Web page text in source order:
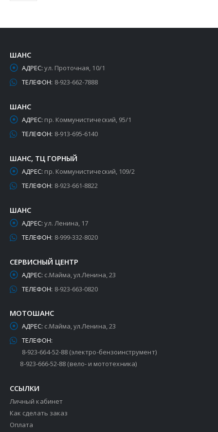
ШАНС
АДРЕС: ул. Проточная, 10/1
ТЕЛЕФОН: 8-923-662-7888
ШАНС
АДРЕС: пр. Коммунистический, 95/1
ТЕЛЕФОН: 8-913-695-6140
ШАНС, ТЦ ГОРНЫЙ
АДРЕС: пр. Коммунистический, 109/2
ТЕЛЕФОН: 8-923-661-8822
ШАНС
АДРЕС: ул. Ленина, 17
ТЕЛЕФОН: 8-999-332-8020
СЕРВИСНЫЙ ЦЕНТР
АДРЕС: с.Майма, ул.Ленина, 23
ТЕЛЕФОН: 8-923-663-0820
МОТОШАНС
АДРЕС: с.Майма, ул.Ленина, 23
ТЕЛЕФОН:
8-923-664-52-88 (электро-бензоинструмент)
8-923-666-52-88 (вело- и мототехника)
ССЫЛКИ
Личный кабинет
Как сделать заказ
Оплата